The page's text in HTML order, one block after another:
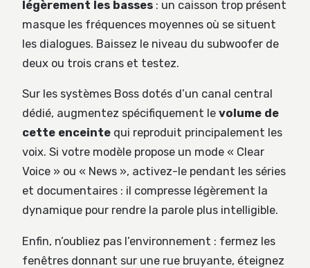
légèrement les basses : un caisson trop présent
masque les fréquences moyennes où se situent
les dialogues. Baissez le niveau du subwoofer de
deux ou trois crans et testez.
Sur les systèmes Boss dotés d’un canal central
dédié, augmentez spécifiquement le volume de
cette enceinte qui reproduit principalement les
voix. Si votre modèle propose un mode « Clear
Voice » ou « News », activez-le pendant les séries
et documentaires : il compresse légèrement la
dynamique pour rendre la parole plus intelligible.
Enfin, n’oubliez pas l’environnement : fermez les
fenêtres donnant sur une rue bruyante, éteignez